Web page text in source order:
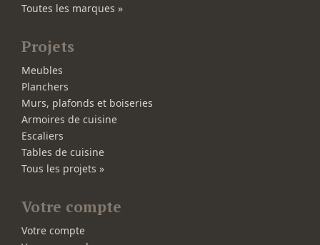
Toutes les marques »
Projets
Meubles
Planchers
Murs, plafonds et boiseries
Armoires de cuisine
Escaliers
Tables de cuisine
Tous les projets »
Votre compte
Votre compte